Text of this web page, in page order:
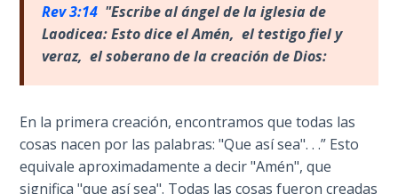
Sonship
Daniel:
Prophet
Ages -
Book 1
Daniel:
Rev 3:14 "Escribe alángel de la iglesia de
Laodicea: Esto dice elAmén, el testigo fiel y
veraz, el soberano de la creación de Dios:
En la primera creación, encontramos que todas las
cosas nacen por las palabras: "Que así sea". . .” Esto
equivale aproximadamente a decir "Amén", que
significa "que así sea". Todas las cosas fueron creadas